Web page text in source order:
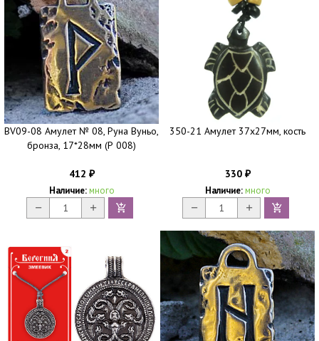
BV09-08 Амулет № 08, Руна Вуньо,
бронза, 17*28мм (Р 008)
412 ₽
Наличие: много
350-21 Амулет 37х27мм, кость
330 ₽
Наличие: много